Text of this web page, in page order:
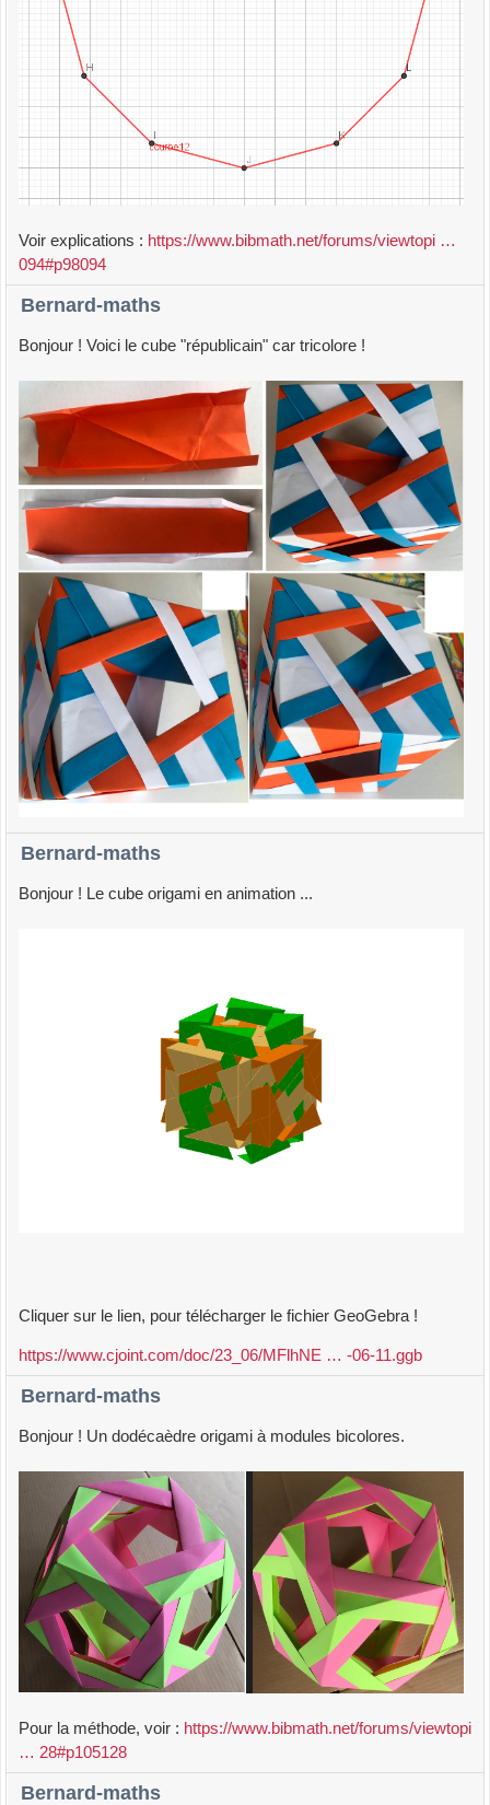
Voir explications : https://www.bibmath.net/forums/viewtopi …
094#p98094
Bernard-maths
Bonjour ! Voici le cube "républicain" car tricolore !
Bernard-maths
Bonjour ! Le cube origami en animation ...
Cliquer sur le lien, pour télécharger le fichier GeoGebra !
https://www.cjoint.com/doc/23_06/MFlhNE … -06-11.ggb
Bernard-maths
Bonjour ! Un dodécaèdre origami à modules bicolores.
Pour la méthode, voir : https://www.bibmath.net/forums/viewtopi
… 28#p105128
Bernard-maths